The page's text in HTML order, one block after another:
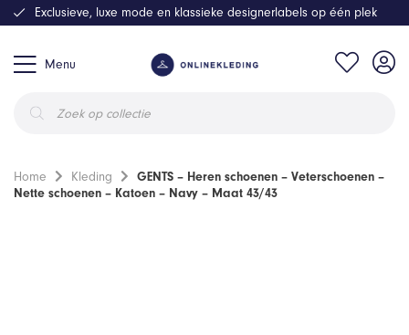
Menu
zoeken
Exclusieve, luxe mode en klassieke designerlabels op één plek
Home Kleding
GENTS – Heren schoenen – Veterschoenen –
Nette schoenen – Katoen – Navy – Maat 43/43